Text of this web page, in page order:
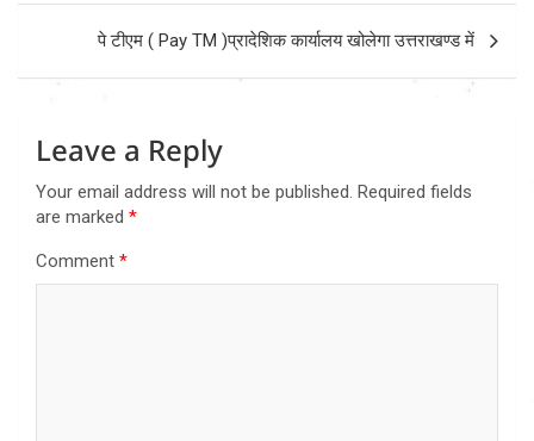
पे टीएम ( Pay TM )प्रादेशिक कार्यालय खोलेगा उत्तराखण्ड में
Leave a Reply
Your email address will not be published. Required fields
are marked *
Comment *